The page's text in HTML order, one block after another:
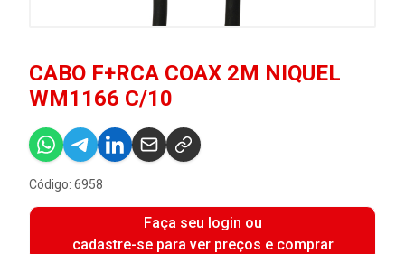
CABO F+RCA COAX 2M NIQUEL
WM1166 C/10
Código: 6958
Faça seu login ou
cadastre-se para ver preços e comprar